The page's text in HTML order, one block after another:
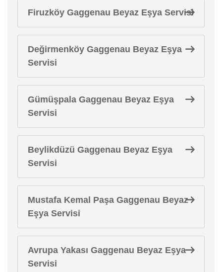
Firuzköy Gaggenau Beyaz Eşya Servisi
Değirmenköy Gaggenau Beyaz Eşya
Servisi
Gümüşpala Gaggenau Beyaz Eşya
Servisi
Beylikdüzü Gaggenau Beyaz Eşya
Servisi
Mustafa Kemal Paşa Gaggenau Beyaz
Eşya Servisi
Avrupa Yakası Gaggenau Beyaz Eşya
Servisi